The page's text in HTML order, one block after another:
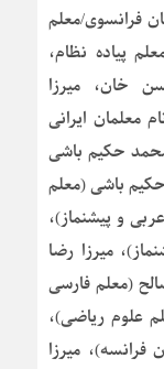
فرانسوی/معلم
پیاده نظام،
خان، میرزا
معلمان ایرانی
حکیم باشی
باشی (معلم
و پیشنماز)،
میرزا رضا
(معلم فارسی
علوم ریاضی)،
میرزا